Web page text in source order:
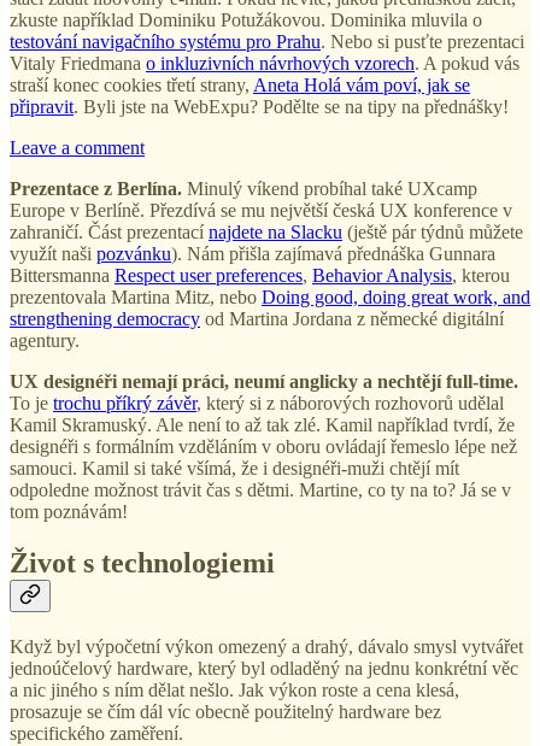
zkuste například Dominiku Potužákovou. Dominika mluvila o
testování navigačního systému pro Prahu. Nebo si pusťte prezentaci
Vitaly Friedmana o inkluzivních návrhových vzorech. A pokud vás
straší konec cookies třetí strany, Aneta Holá vám poví, jak se
připravit. Byli jste na WebExpu? Podělte se na tipy na přednášky!
Leave a comment
Prezentace z Berlína. Minulý víkend probíhal také UXcamp
Europe v Berlíně. Přezdívá se mu největší česká UX konference v
zahraničí. Část prezentacínajdete na Slacku (ještě pár týdnů můžete
využít naši pozvánku). Nám přišla zajímavá přednáška Gunnara
Bittersmanna Respect user preferences, Behavior Analysis, kterou
prezentovala Martina Mitz, nebo Doing good, doing great work, and
strengthening democracy od Martina Jordana z německé digitální
agentury.
UX designéři nemají práci, neumí anglicky a nechtějí full-time.
To je trochu příkrý závěr, který si z náborových rozhovorů udělal
Kamil Skramuský. Ale není to až tak zlé. Kamil například tvrdí, že
designéři s formálním vzděláním v oboru ovládají řemeslo lépe než
samouci. Kamil si také všímá, že i designéři-muži chtějí mít
odpoledne možnost trávit čas s dětmi. Martine, co ty na to? Já se v
tom poznávám!
Život s technologiemi
Když byl výpočetní výkon omezený a drahý, dávalo smysl vytvářet
jednoúčelový hardware, který byl odladěný na jednu konkrétní věc
a nic jiného s ním dělat nešlo. Jak výkon roste a cena klesá,
prosazuje se čím dál víc obecně použitelný hardware bez
specifického zaměření.